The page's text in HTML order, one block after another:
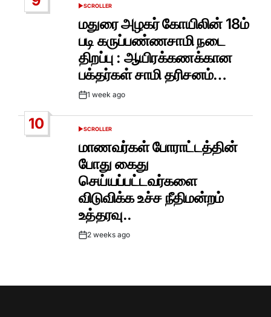
POSTED
SCROLLER
மதுரை அழகர் கோயிலின் 18ம்
படி கருப்பண்ணசாமி நடை
திறப்பு : ஆயிரக்கணக்கான
பக்தர்கள் சாமி தரிசனம்…
Post1 week ago
10
POSTED
SCROLLER
மாணவர்கள் போராட்டத்தின்
போது கைது
செய்யப்பட்டவர்களை
விடுவிக்க உச்ச நீதிமன்றம்
உத்தரவு..
Post2 weeks ago